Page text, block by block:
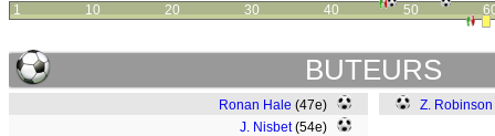
1 10 20 30 40 50
BUTEURS
Ronan Hale (47e)
J. Nisbet(54e)
Z. Robinson